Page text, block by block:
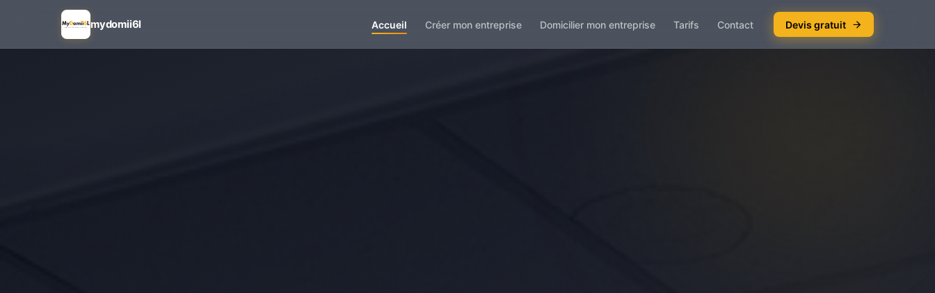
mydomii6l Accueil Créer mon entreprise Domicilier mon entreprise Tarifs Contact Devis gratuit